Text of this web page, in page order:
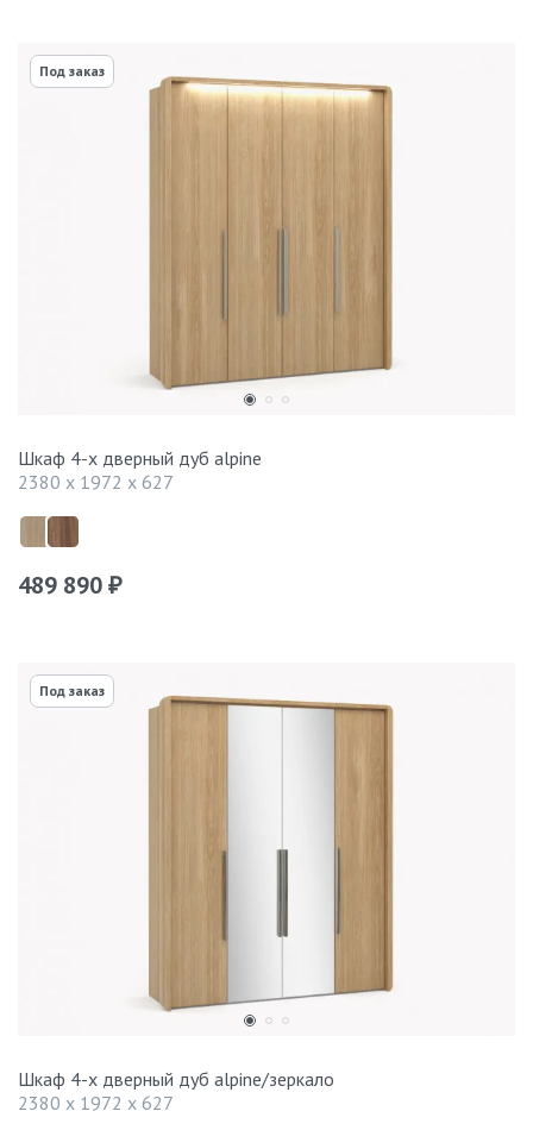
Под заказ
Шкаф 4-х дверный дуб alpine
2380 x 1972 x 627
489 890 ₽
Под заказ
Шкаф 4-х дверный дуб alpine/зеркало
2380 x 1972 x 627